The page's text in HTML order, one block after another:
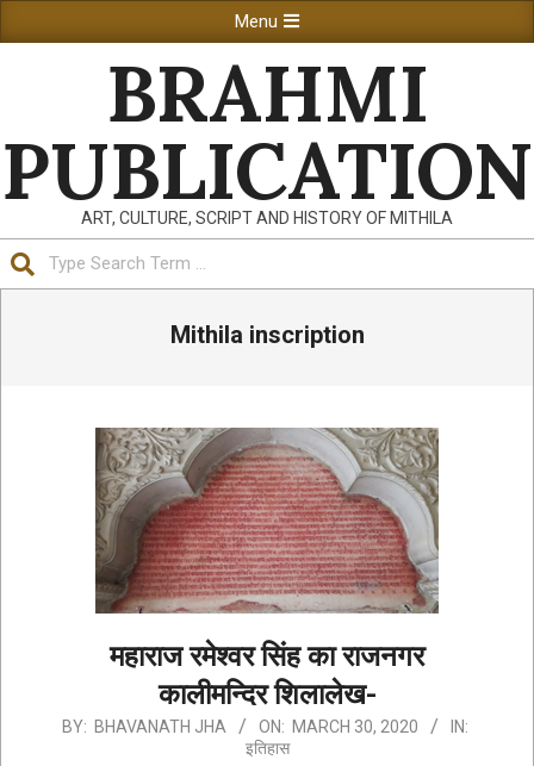
to
Navigation
Menu
BRAHMI
PUBLICATION
ART, CULTURE, SCRIPT AND HISTORY OF MITHILA
Mithila inscription
महाराज रमेश्वर सिंह का राजनगर
कालीमन्दिर शिलालेख-
2020-
BY: BHAVANATH JHA ON: MARCH 30, 2020
IN:
इतिहास